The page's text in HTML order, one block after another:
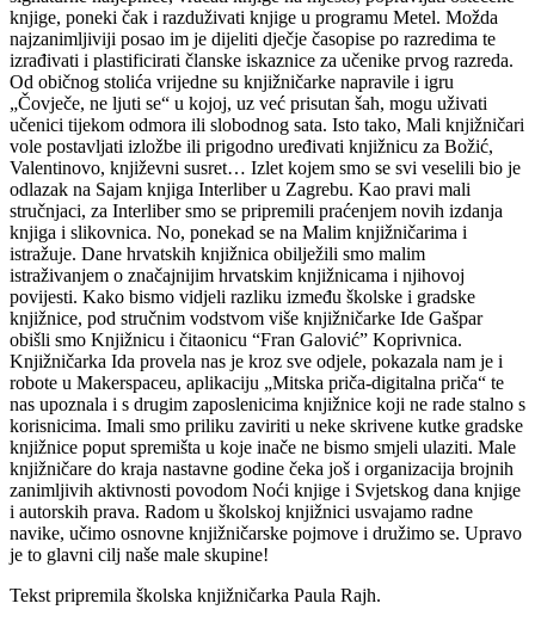
knjige, poneki čak i razduživati knjige u programu Metel. Možda
najzanimljiviji posao im je dijeliti dječje časopise po razredima te
izrađivati i plastificirati članske iskaznice za učenike prvog razreda.
Od običnog stolića vrijedne su knjižničarke napravile i igru
„Čovječe, ne ljuti se“ u kojoj, uz već prisutan šah, mogu uživati
učenici tijekom odmora ili slobodnog sata. Isto tako, Mali knjižničari
vole postavljati izložbe ili prigodno uređivati knjižnicu za Božić,
Valentinovo, književni susret… Izlet kojem smo se svi veselili bio je
odlazak na Sajam knjiga Interliber u Zagrebu. Kao pravi mali
stručnjaci, za Interliber smo se pripremili praćenjem novih izdanja
knjiga i slikovnica. No, ponekad se na Malim knjižničarima i
istražuje. Dane hrvatskih knjižnica obilježili smo malim
istraživanjem o značajnijim hrvatskim knjižnicama i njihovoj
povijesti. Kako bismo vidjeli razliku između školske i gradske
knjižnice, pod stručnim vodstvom više knjižničarke Ide Gašpar
obišli smo Knjižnicu i čitaonicu “Fran Galović” Koprivnica.
Knjižničarka Ida provela nas je kroz sve odjele, pokazala nam je i
robote u Makerspaceu, aplikaciju „Mitska priča-digitalna priča“ te
nas upoznala i s drugim zaposlenicima knjižnice koji ne rade stalno s
korisnicima. Imali smo priliku zaviriti u neke skrivene kutke gradske
knjižnice poput spremišta u koje inače ne bismo smjeli ulaziti. Male
knjižničare do kraja nastavne godine čeka još i organizacija brojnih
zanimljivih aktivnosti povodom Noći knjige i Svjetskog dana knjige
i autorskih prava. Radom u školskoj knjižnici usvajamo radne
navike, učimo osnovne knjižničarske pojmove i družimo se. Upravo
je to glavni cilj naše male skupine!
Tekst pripremila školska knjižničarka Paula Rajh.